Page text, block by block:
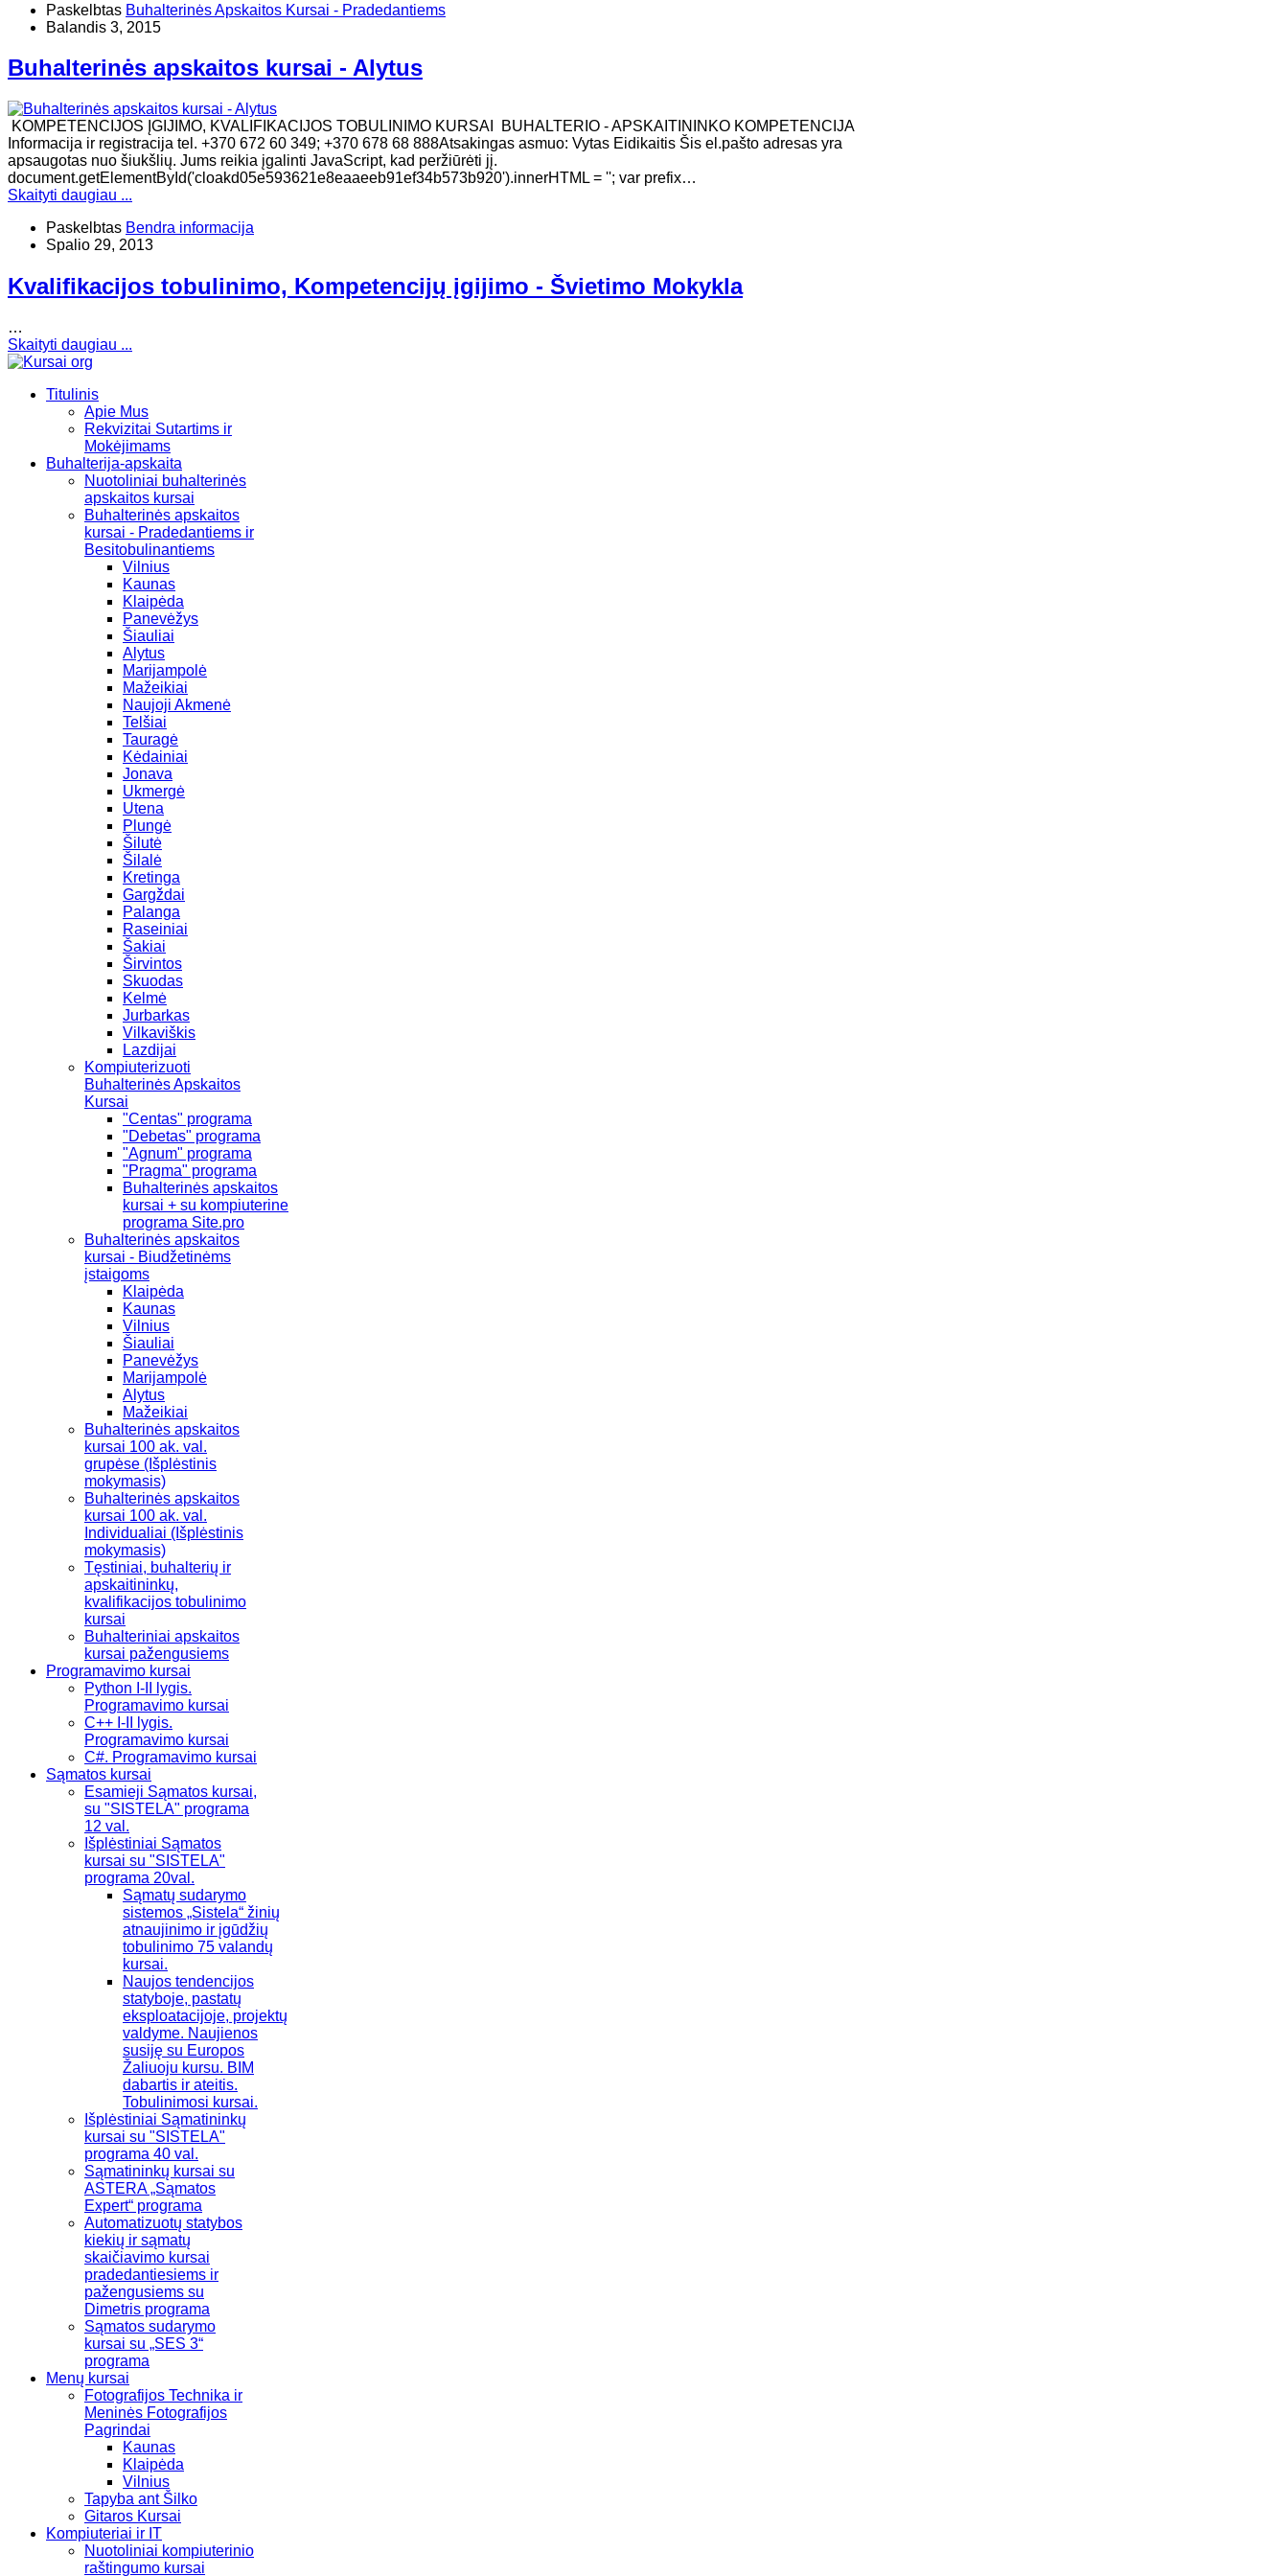
Paskelbtas Buhalterinės Apskaitos Kursai - Pradedantiems
Balandis 3, 2015
Buhalterinės apskaitos kursai - Alytus
KOMPETENCIJOS ĮGIJIMO, KVALIFIKACIJOS TOBULINIMO KURSAI BUHALTERIO - APSKAITININKO KOMPETENCIJA
Informacija ir registracija tel. +370 672 60 349; +370 678 68 888Atsakingas asmuo: Vytas Eidikaitis Šis el.pašto adresas yra
apsaugotas nuo šiukšlių. Jums reikia įgalinti JavaScript, kad peržiūrėti jį.
document.getElementById('cloakd05e593621e8eaaeeb91ef34b573b920').innerHTML = ''; var prefix…
Skaityti daugiau ...
Paskelbtas Bendra informacija
Spalio 29, 2013
Kvalifikacijos tobulinimo, Kompetencijų įgijimo - Švietimo Mokykla
…
Skaityti daugiau ...
Titulinis
Apie Mus
Rekvizitai Sutartims ir
Mokėjimams
Buhalterija-apskaita
Nuotoliniai buhalterinės
apskaitos kursai
Buhalterinės apskaitos
kursai - Pradedantiems ir
Besitobulinantiems
Vilnius
Kaunas
Klaipėda
Panevėžys
Šiauliai
Alytus
Marijampolė
Mažeikiai
Naujoji Akmenė
Telšiai
Tauragė
Kėdainiai
Jonava
Ukmergė
Utena
Plungė
Šilutė
Šilalė
Kretinga
Gargždai
Palanga
Raseiniai
Šakiai
Širvintos
Skuodas
Kelmė
Jurbarkas
Vilkaviškis
Lazdijai
Kompiuterizuoti
Buhalterinės Apskaitos
Kursai
"Centas" programa
"Debetas" programa
"Agnum" programa
"Pragma" programa
Buhalterinės apskaitos
kursai + su kompiuterine
programa Site.pro
Buhalterinės apskaitos
kursai - Biudžetinėms
įstaigoms
Klaipėda
Kaunas
Vilnius
Šiauliai
Panevėžys
Marijampolė
Alytus
Mažeikiai
Buhalterinės apskaitos
kursai 100 ak. val.
grupėse (Išplėstinis
mokymasis)
Buhalterinės apskaitos
kursai 100 ak. val.
Individualiai (Išplėstinis
mokymasis)
Tęstiniai, buhalterių ir
apskaitininkų,
kvalifikacijos tobulinimo
kursai
Buhalteriniai apskaitos
kursai pažengusiems
Programavimo kursai
Python I-II lygis.
Programavimo kursai
C++ I-II lygis.
Programavimo kursai
C#. Programavimo kursai
Sąmatos kursai
Esamieji Sąmatos kursai,
su "SISTELA" programa
12 val.
Išplėstiniai Sąmatos
kursai su "SISTELA"
programa 20val.
Sąmatų sudarymo
sistemos „Sistela“ žinių
atnaujinimo ir įgūdžių
tobulinimo 75 valandų
kursai.
Naujos tendencijos
statyboje, pastatų
eksploatacijoje, projektų
valdyme. Naujienos
susiję su Europos
Žaliuoju kursu. BIM
dabartis ir ateitis.
Tobulinimosi kursai.
Išplėstiniai Sąmatininkų
kursai su "SISTELA"
programa 40 val.
Sąmatininkų kursai su
ASTERA „Sąmatos
Expert“ programa
Automatizuotų statybos
kiekių ir sąmatų
skaičiavimo kursai
pradedantiesiems ir
pažengusiems su
Dimetris programa
Sąmatos sudarymo
kursai su „SES 3“
programa
Menų kursai
Fotografijos Technika ir
Meninės Fotografijos
Pagrindai
Kaunas
Klaipėda
Vilnius
Tapyba ant Šilko
Gitaros Kursai
Kompiuteriai ir IT
Nuotoliniai kompiuterinio
raštingumo kursai